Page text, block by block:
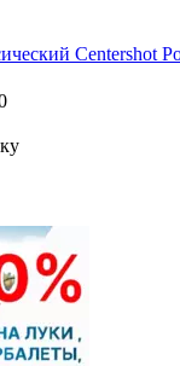
Centershot